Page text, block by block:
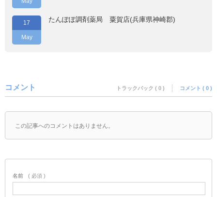
17
May
たんぽぽ調剤薬局 粟賀店(兵庫県神崎郡)
コメント トラックバック ( 0 ) コメント ( 0 )
この記事へのコメントはありません。
名前 ( 必須 )